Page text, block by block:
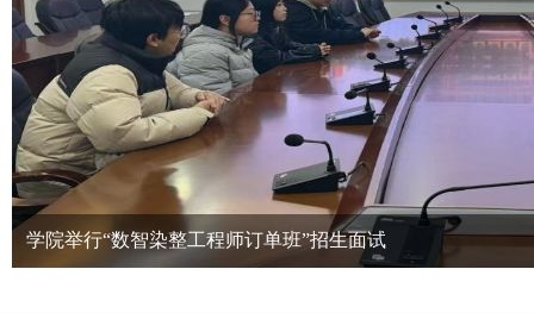
学院举行“数智染整工程师订单班”招生面试